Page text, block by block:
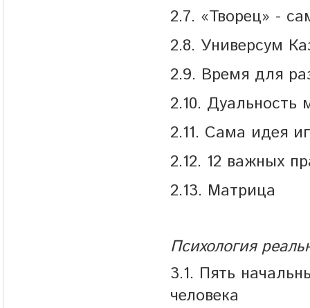
2.7. «Творец» -
2.8. Универсум
2.9. Время для
2.10. Дуальность
2.11. Сама идея
2.12. 12 важных
2.13. Матрица
Психология
3.1. Пять
человека